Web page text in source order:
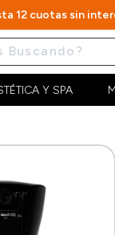
12 cuotas sin
Y SPA